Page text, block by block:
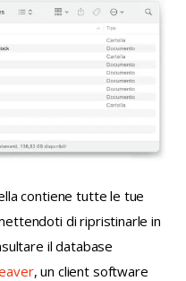
contiene tutte le tue
di ripristinarle in
il database
, un client software